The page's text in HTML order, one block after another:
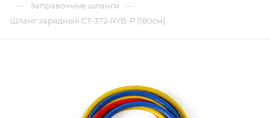
— Заправочные шланги —
Шланг зарядный СT-372-RYB-P (180см)